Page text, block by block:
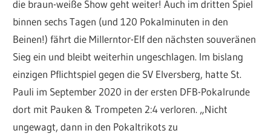
die braun-weiße Show geht weiter! Auch im dritten Spiel
binnen sechs Tagen (und 120 Pokalminuten in den
Beinen!) fährt die Millerntor-Elf den nächsten souveränen
Sieg ein und bleibt weiterhin ungeschlagen. Im bislang
einzigen Pflichtspiel gegen die SV Elversberg, hatte St.
Pauli im September 2020 in der ersten DFB-Pokalrunde
dort mit Pauken & Trompeten 2:4 verloren. „Nicht
ungewagt, dann in den Pokaltrikots zu